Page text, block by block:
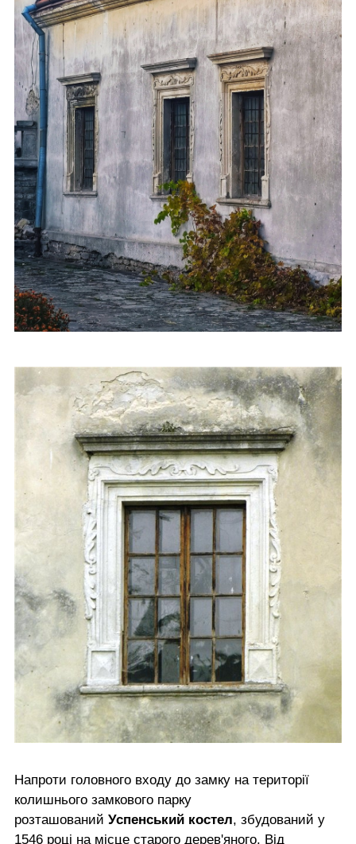
Напроти головного входу до замку на території
колишнього замкового парку
розташований Успенський костел, збудований у
1546 році на місце старого дерев'яного. Від